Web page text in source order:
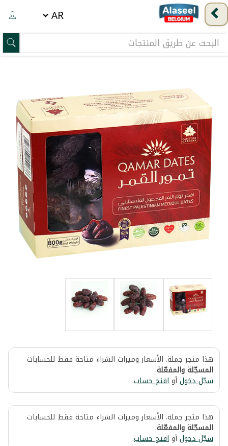
هذا متجر جملة. الأسعار وميزات الشراء متاحة فقط للحسابات
المسجّلة والمفعّلة.
سجّل دخولأوافتح حساب.
هذا متجر جملة. الأسعار وميزات الشراء متاحة فقط للحسابات
المسجّلة والمفعّلة.
سجّل دخولأوافتح حساب.